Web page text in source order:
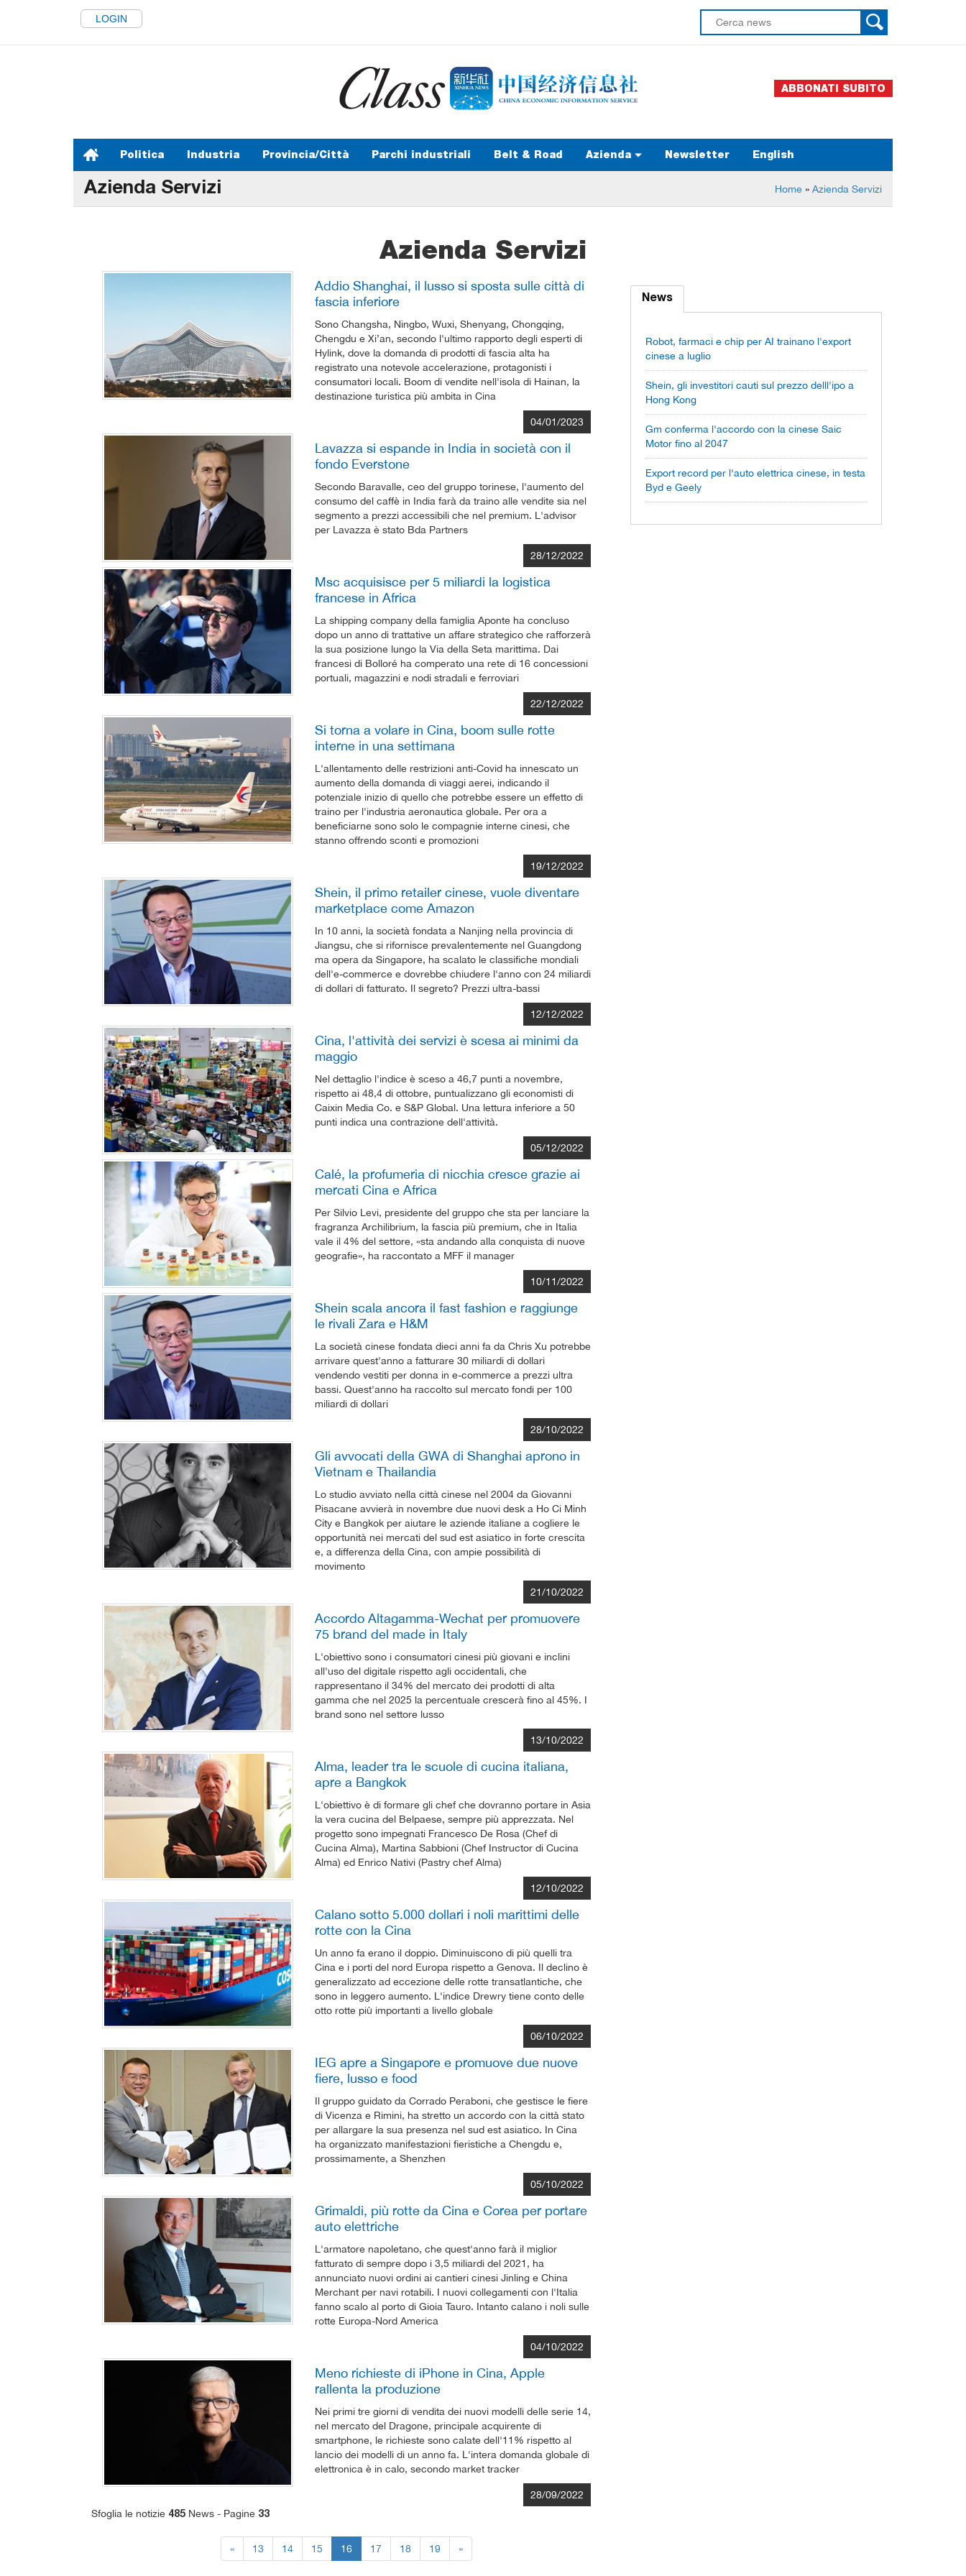
LOGIN
ABBONATI SUBITO
Politica Industria Provincia/Città Parchi industriali Belt & Road Azienda Newsletter English
Azienda Servizi Home » Azienda Servizi
Azienda Servizi
Addio Shanghai, il lusso si sposta sulle città di
fascia inferiore
Sono Changsha, Ningbo, Wuxi, Shenyang, Chongqing,
Chengdu e Xi’an, secondo l'ultimo rapporto degli esperti di
Hylink, dove la domanda di prodotti di fascia alta ha
registrato una notevole accelerazione, protagonisti i
consumatori locali. Boom di vendite nell'isola di Hainan, la
destinazione turistica più ambita in Cina
04/01/2023
Lavazza si espande in India in società con il
fondo Everstone
Secondo Baravalle, ceo del gruppo torinese, l'aumento del
consumo del caffè in India farà da traino alle vendite sia nel
segmento a prezzi accessibili che nel premium. L'advisor
per Lavazza è stato Bda Partners
28/12/2022
Msc acquisisce per 5 miliardi la logistica
francese in Africa
La shipping company della famiglia Aponte ha concluso
dopo un anno di trattative un affare strategico che rafforzerà
la sua posizione lungo la Via della Seta marittima. Dai
francesi di Bolloré ha comperato una rete di 16 concessioni
portuali, magazzini e nodi stradali e ferroviari
22/12/2022
Si torna a volare in Cina, boom sulle rotte
interne in una settimana
L'allentamento delle restrizioni anti-Covid ha innescato un
aumento della domanda di viaggi aerei, indicando il
potenziale inizio di quello che potrebbe essere un effetto di
traino per l'industria aeronautica globale. Per ora a
beneficiarne sono solo le compagnie interne cinesi, che
stanno offrendo sconti e promozioni
19/12/2022
Shein, il primo retailer cinese, vuole diventare
marketplace come Amazon
In 10 anni, la società fondata a Nanjing nella provincia di
Jiangsu, che si rifornisce prevalentemente nel Guangdong
ma opera da Singapore, ha scalato le classifiche mondiali
dell'e-commerce e dovrebbe chiudere l'anno con 24 miliardi
di dollari di fatturato. Il segreto? Prezzi ultra-bassi
12/12/2022
Cina, l'attività dei servizi è scesa ai minimi da
maggio
Nel dettaglio l'indice è sceso a 46,7 punti a novembre,
rispetto ai 48,4 di ottobre, puntualizzano gli economisti di
Caixin Media Co. e S&P Global. Una lettura inferiore a 50
punti indica una contrazione dell'attività.
05/12/2022
Calé, la profumeria di nicchia cresce grazie ai
mercati Cina e Africa
Per Silvio Levi, presidente del gruppo che sta per lanciare la
fragranza Archilibrium, la fascia più premium, che in Italia
vale il 4% del settore, «sta andando alla conquista di nuove
geografie», ha raccontato a MFF il manager
10/11/2022
Shein scala ancora il fast fashion e raggiunge
le rivali Zara e H&M
La società cinese fondata dieci anni fa da Chris Xu potrebbe
arrivare quest'anno a fatturare 30 miliardi di dollari
vendendo vestiti per donna in e-commerce a prezzi ultra
bassi. Quest'anno ha raccolto sul mercato fondi per 100
miliardi di dollari
28/10/2022
Gli avvocati della GWA di Shanghai aprono in
Vietnam e Thailandia
Lo studio avviato nella città cinese nel 2004 da Giovanni
Pisacane avvierà in novembre due nuovi desk a Ho Ci Minh
City e Bangkok per aiutare le aziende italiane a cogliere le
opportunità nei mercati del sud est asiatico in forte crescita
e, a differenza della Cina, con ampie possibilità di
movimento
21/10/2022
Accordo Altagamma-Wechat per promuovere
75 brand del made in Italy
L'obiettivo sono i consumatori cinesi più giovani e inclini
all'uso del digitale rispetto agli occidentali, che
rappresentano il 34% del mercato dei prodotti di alta
gamma che nel 2025 la percentuale crescerà fino al 45%. I
brand sono nel settore lusso
13/10/2022
Alma, leader tra le scuole di cucina italiana,
apre a Bangkok
L'obiettivo è di formare gli chef che dovranno portare in Asia
la vera cucina del Belpaese, sempre più apprezzata. Nel
progetto sono impegnati Francesco De Rosa (Chef di
Cucina Alma), Martina Sabbioni (Chef Instructor di Cucina
Alma) ed Enrico Nativi (Pastry chef Alma)
12/10/2022
Calano sotto 5.000 dollari i noli marittimi delle
rotte con la Cina
Un anno fa erano il doppio. Diminuiscono di più quelli tra
Cina e i porti del nord Europa rispetto a Genova. Il declino è
generalizzato ad eccezione delle rotte transatlantiche, che
sono in leggero aumento. L'indice Drewry tiene conto delle
otto rotte più importanti a livello globale
06/10/2022
IEG apre a Singapore e promuove due nuove
fiere, lusso e food
Il gruppo guidato da Corrado Peraboni, che gestisce le fiere
di Vicenza e Rimini, ha stretto un accordo con la città stato
per allargare la sua presenza nel sud est asiatico. In Cina
ha organizzato manifestazioni fieristiche a Chengdu e,
prossimamente, a Shenzhen
05/10/2022
Grimaldi, più rotte da Cina e Corea per portare
auto elettriche
L'armatore napoletano, che quest'anno farà il miglior
fatturato di sempre dopo i 3,5 miliardi del 2021, ha
annunciato nuovi ordini ai cantieri cinesi Jinling e China
Merchant per navi rotabili. I nuovi collegamenti con l'Italia
fanno scalo al porto di Gioia Tauro. Intanto calano i noli sulle
rotte Europa-Nord America
04/10/2022
Meno richieste di iPhone in Cina, Apple
rallenta la produzione
Nei primi tre giorni di vendita dei nuovi modelli delle serie 14,
nel mercato del Dragone, principale acquirente di
smartphone, le richieste sono calate dell'11% rispetto al
lancio dei modelli di un anno fa. L'intera domanda globale di
elettronica è in calo, secondo market tracker
28/09/2022
Sfoglia le notizie 485 News - Pagine 33
« 13 14 15 16 17 18 19 »
News
Robot, farmaci e chip per AI trainano l'export
cinese a luglio
Shein, gli investitori cauti sul prezzo delll'ipo a
Hong Kong
Gm conferma l'accordo con la cinese Saic
Motor fino al 2047
Export record per l'auto elettrica cinese, in testa
Byd e Geely